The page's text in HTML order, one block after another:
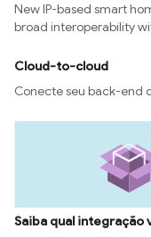
New IP-based smart
broad interoperability
Cloud-to-cloud
Conecte seu back-end
Saiba qual integração